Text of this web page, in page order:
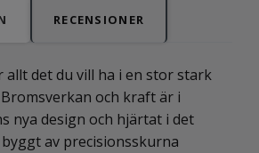
RECENSIONER
allt det du vill ha i en stor stark
och kraft är i
nya design och hjärtat i det
av precisionsskurna